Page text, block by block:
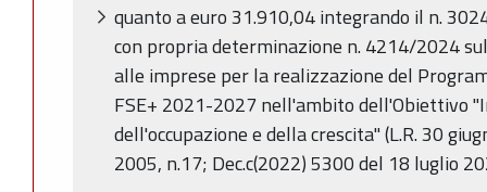
quanto a euro 31.910,04 integrando il n.
con propria determinazione n. 4214/2024
alle imprese per la realizzazione del
FSE+ 2021-2027 nell'ambito dell'Obiettivo
dell'occupazione e della crescita" (L.R. 30
2005, n.17; Dec.c(2022) 5300 del 18 luglio